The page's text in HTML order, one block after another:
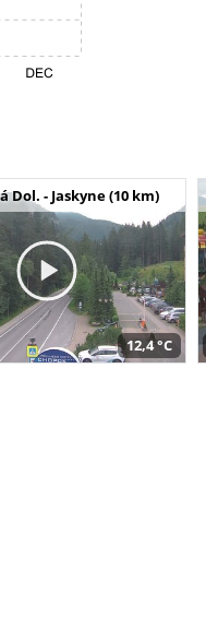
Dol. - Jaskyne (10 km)
12,4 °C